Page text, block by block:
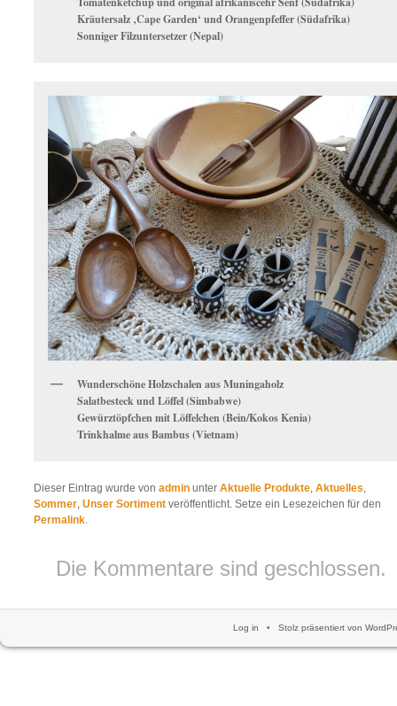
Kräutersalz ‚Cape Garden‘ und Orangenpfeffer (Südafrika)
Sonniger Filzuntersetzer (Nepal)
Wunderschöne Holzschalen aus Muningaholz
Salatbesteck und Löffel (Simbabwe)
Gewürztöpfchen mit Löffelchen (Bein/Kokos Kenia)
Trinkhalme aus Bambus (Vietnam)
Dieser Eintrag wurde von admin unter Aktuelle Produkte, Aktuelles,
Sommer, Unser Sortiment veröffentlicht. Setze ein Lesezeichen für den
Permalink.
Die Kommentare sind geschlossen.
Log in • Stolz präsentiert von